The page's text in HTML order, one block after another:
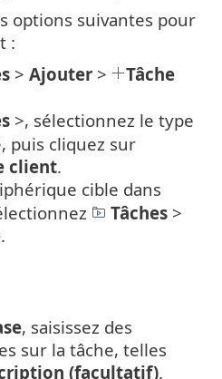
options suivantes pour
:
> Ajouter >
Tâche
>, sélectionnez le type
puis cliquez sur
client.
cible dans
Tâches >
.
, saisissez des
sur la tâche, telles
(facultatif).